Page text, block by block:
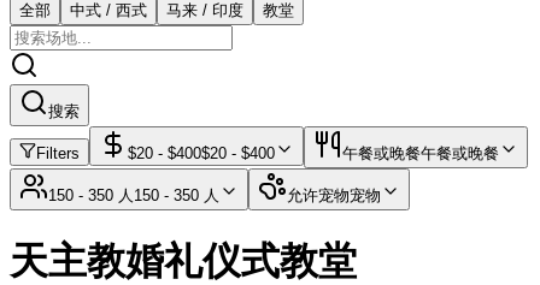
全部 中式 / 西式 马来 / 印度 教堂
搜索
Filters $20 - $400$20 - $400 午餐或晚餐午餐或晚餐
150 - 350 人 150 - 350 人 允许宠物宠物
天主教婚礼仪式教堂